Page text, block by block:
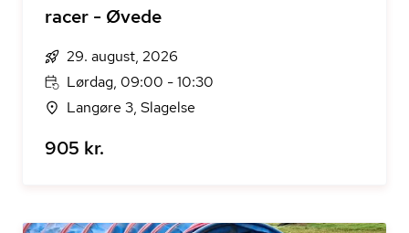
racer - Øvede
29. august, 2026
Lørdag, 09:00 - 10:30
Langøre 3, Slagelse
905 kr.